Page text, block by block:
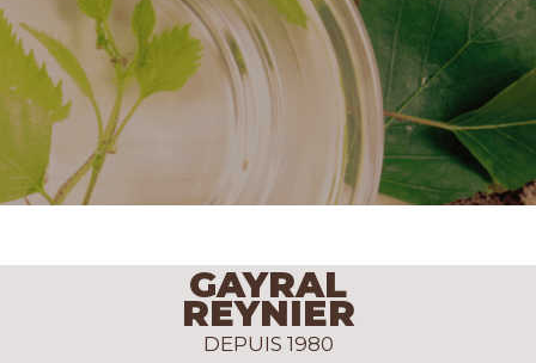
GAYRAL
REYNIER
DEPUIS 1980